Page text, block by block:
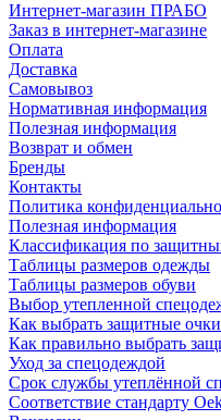
Интернет-магазин ПРАБО
Заказ в интернет-магазине
Оплата
Доставка
Самовывоз
Нормативная информация
Полезная информация
Возврат и обмен
Бренды
Контакты
Политика
Полезная информация
Классификация по
Таблицы размеров одежды
Таблицы размеров обуви
Выбор утепленной
Как выбрать защитные очки
Как правильно выбрать
Уход за спецодеждой
Срок службы утеплённой
Соответствие стандарту